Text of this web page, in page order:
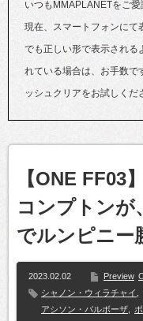
いつもMMAPLANETをご
現在、スマートフォンにて
でも正しい形で表示される
れている場合は、お手数で
ッシュクリアをお試しくだ
【ONE FF03
コンプトンが
でルンピニー
2023.02.02 Preview
シャノン・ウィラチャイ
アシソン・バルボーザ